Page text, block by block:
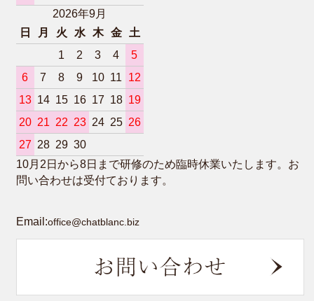
2026年9月
日
月 火 水 木 金
土
1
2 3 4
5
6
7 8 9 10 11
12
13 14 15 16 17 18 19
20 21 22 23 24 25 26
27 28 29 30
10月2日から8日まで研修のため臨時休業いたします。お
問い合わせは受付ております。
Email:office@chatblanc.biz